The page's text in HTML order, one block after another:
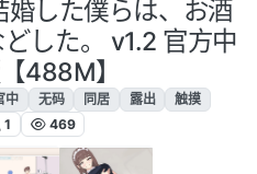
した僕らは、お酒
した。 v1.2 官方中
488M】
中 无码 同居 露出
触摸
1 469